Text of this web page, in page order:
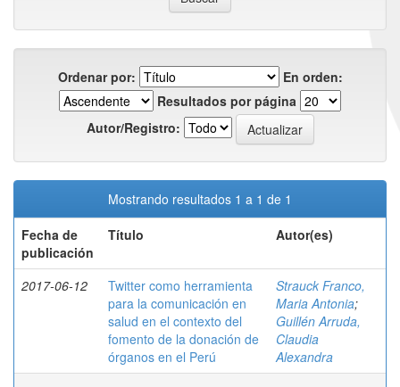
Ordenar por:
En orden:
Resultados por página
Autor/Registro:
Mostrando resultados 1 a 1 de 1
Fecha de
publicación
Título Autor(es)
2017-06-12
Twitter como herramienta
para la comunicación en
salud en el contexto del
fomento de la donación de
órganos en el Perú
Strauck Franco,
Maria Antonia;
Guillén Arruda,
Claudia
Alexandra